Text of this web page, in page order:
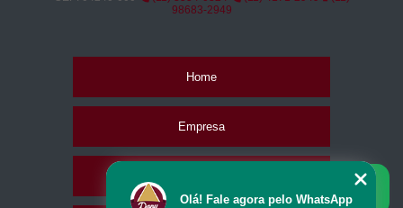
98683-2949
Home
Empresa
Olá! Fale agora pelo WhatsApp